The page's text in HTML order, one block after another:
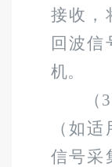
接收，
回波信
机。
（ 3
（如
信号采